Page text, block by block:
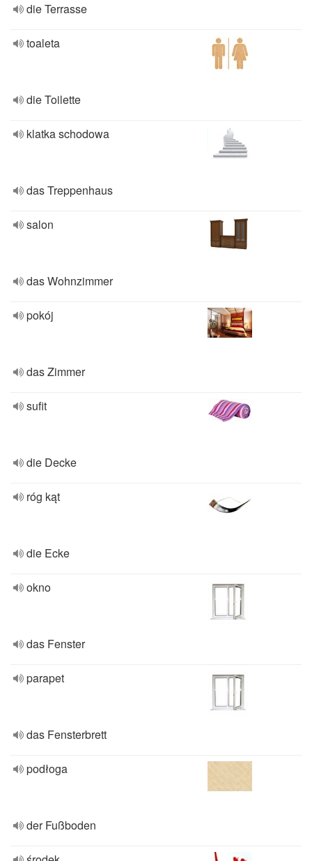
die Terrasse
toaleta
die Toilette
klatka schodowa
das Treppenhaus
salon
das Wohnzimmer
pokój
das Zimmer
sufit
die Decke
róg kąt
die Ecke
okno
das Fenster
parapet
das Fensterbrett
podłoga
der Fußboden